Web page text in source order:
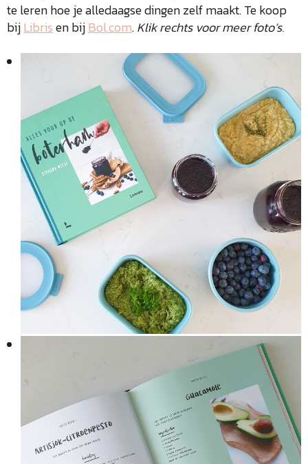
te leren hoe je alledaagse dingen zelf maakt. Te koop
bijLibrisen bijBol.com.Klik rechts voor meer foto’s.